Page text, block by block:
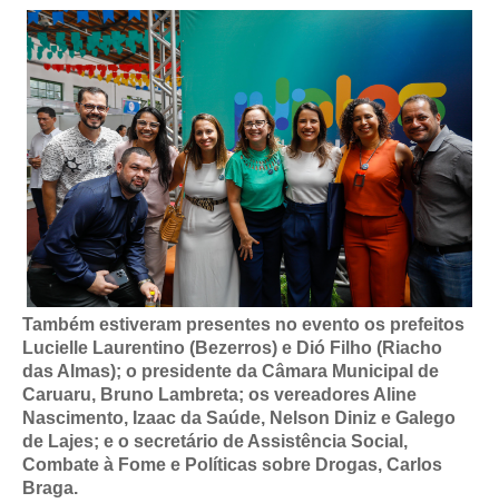
Também estiveram presentes no evento os prefeitos
Lucielle Laurentino (Bezerros) e Dió Filho (Riacho
das Almas); o presidente da Câmara Municipal de
Caruaru, Bruno Lambreta; os vereadores Aline
Nascimento, Izaac da Saúde, Nelson Diniz e Galego
de Lajes; e o secretário de Assistência Social,
Combate à Fome e Políticas sobre Drogas, Carlos
Braga.